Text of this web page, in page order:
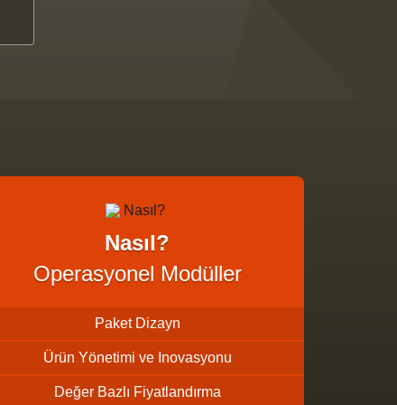
Nasıl?
Operasyonel Modüller
Paket Dizayn
Ürün Yönetimi ve Inovasyonu
Değer Bazlı Fiyatlandırma